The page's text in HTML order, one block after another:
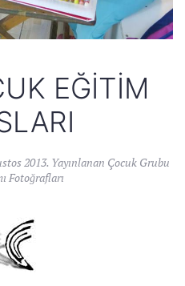
EĞITIM
2013. Yayınlanan Çocuk Grubu
Fotoğrafları